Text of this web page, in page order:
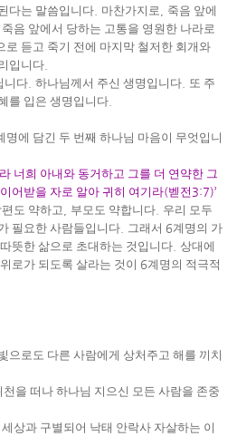
다는 말씀입니다 마찬가지로
죽음 앞에
죽음 앞에서 당하는 고통을 영원한 나라로
로 듣고 죽기 전에 마지막 철저한 회개와
입니다
니다 하나님께서 주신 생명입니다 또 주
를 입은 생명입니다
명에 담긴 두 번째 하나님 마음이 무엇입니
너희 아내와 동거하고 그를 더 연약한 그
어받을 자로 알아 귀히 여기라(벧전 3:7)’
편도 약하고 부모도 약합니다 우리 모두
필요한 사람들입니다 그래서 6계명의 가
뜻한 삶으로 초대하는 것입니다 상대에
로가 되도록 살라는 것이 6계명의 적극적
으로도 다른 사람에게 상처주고 해를 끼치
천을 떠나 하나님 지으신 모든 사람을 존중
세상과 구별되어 낙태 안락사 자살하는 이